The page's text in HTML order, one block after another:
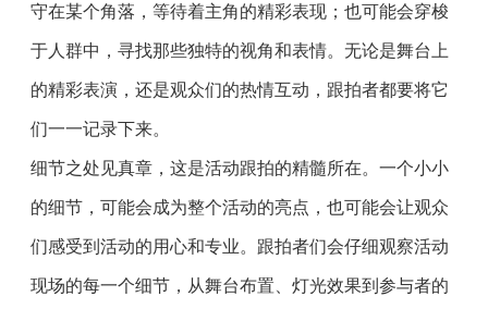
守在某个角落，等待着主角的精彩表现；也可能会穿梭
于人群中，寻找那些独特的视角和表情。无论是舞台上
的精彩表演，还是观众们的热情互动，跟拍者都要将它
们一一记录下来。
细节之处见真章，这是活动跟拍的精髓所在。一个小小
的细节，可能会成为整个活动的亮点，也可能会让观众
们感受到活动的用心和专业。跟拍者们会仔细观察活动
现场的每一个细节，从舞台布置、灯光效果到参与者的